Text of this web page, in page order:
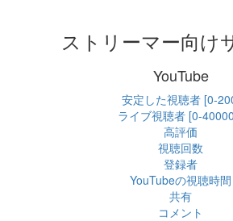
ストリーマー向け
YouTube
安定した視聴者 [0-
ライブ視聴者 [0-
高評価
視聴回数
登録者
YouTubeの視聴時間
共有
コメント